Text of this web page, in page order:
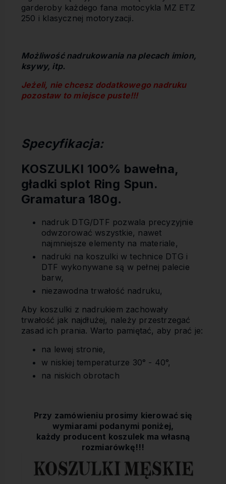
garderoby każdego fana motocykla MZ ETZ
250 i klasycznej motoryzacji.
Możliwość nadrukowania na plecach imion,
ksywy, itp.
Jeżeli, nie chcesz dodatkowego nadruku
pozostaw to miejsce puste!!!
Specyfikacja:
KOSZULKI 100% bawełna,
gładki splot Ring Spun.
Gramatura 180g.
nadruk DTG/DTF pozwala precyzyjnie
odwzorować wszystkie, nawet
najmniejsze elementy na materiale,
nadruki na koszulki w technice DTG i
DTF wykonywane są w pełnej palecie
barw,
niezawodna trwałość nadruku,
Aby koszulki z nadrukiem zachowały
trwałość jak najdłużej, należy przestrzegać
zasad ich prania. Warto pamiętać, aby prać je:
na lewej stronie,
w niskiej temperaturze 30° - 40°,
na niskich obrotach
Przy zamówieniu prosimy kierować się
wymiarami podanymi poniżej,
każdy producent koszulek ma własną
rozmiarówkę!!!